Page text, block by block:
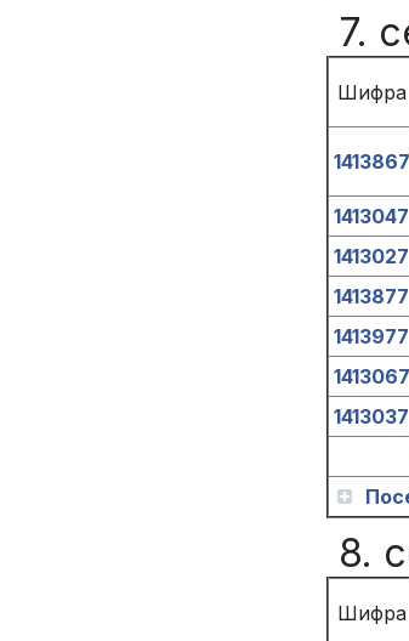
7.
Шифра
1413867
1413047
1413027
1413877
1413977
1413067
1413037
8.
Шифра